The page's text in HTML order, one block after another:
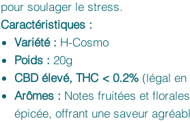
pour soulager le stress.
Caractéristiques :
Variété : H-Cosmo
Poids : 20g
CBD élevé, THC < 0.2% (légal en
Arômes : Notes fruitées et
épicée, offrant une saveur